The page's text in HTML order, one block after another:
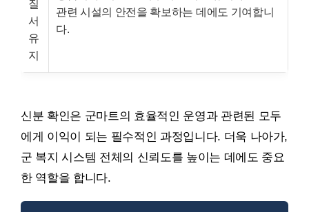
질
서
유
지
관련 시설의 안전을 확보하는 데에도 기여합니
다.
신분 확인은 군마트의 효율적인 운영과 관련된 모두
에게 이익이 되는 필수적인 과정입니다. 더욱 나아가,
군 복지 시스템 전체의 신뢰도를 높이는 데에도 중요
한 역할을 합니다.